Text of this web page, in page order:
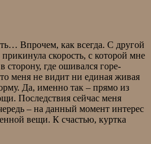
Впрочем, как всегда. С другой
скорость, с которой мне
сторону, где ошивался горе-
меня не видит ни единая живая
Да, именно так – прямо из
Последствия сейчас меня
– на данный момент интерес
вещи. К счастью, куртка